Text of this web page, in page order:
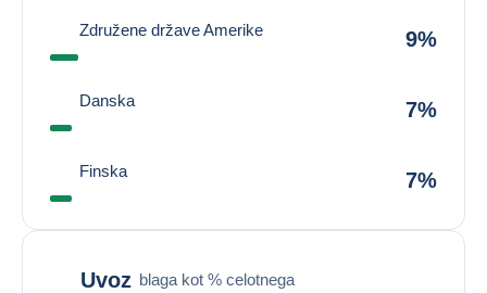
Združene države Amerike 9%
Danska 7%
Finska 7%
Uvoz blaga kot % celotnega